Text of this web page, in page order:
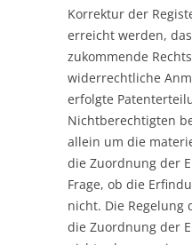
Korrektur der
erreicht werden,
zukommende
widerrechtliche
erfolgte
Nichtberechtigten
allein um die
die Zuordnung der
Frage, ob die
nicht. Die Regelung
die Zuordnung der